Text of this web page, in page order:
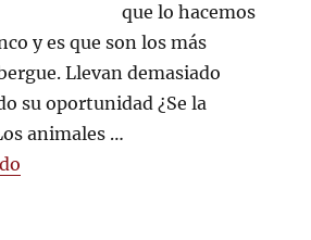
que lo hacemos
y es que son los más
Llevan demasiado
su oportunidad ¿Se la
animales …